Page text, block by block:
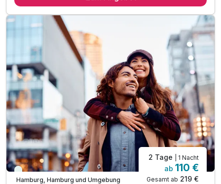
inkl. Nutzung der Sauna
inkl. Nutzung W-Lan
inkl. Parkplatz (nach Verfügbarkeit)
inkl. Tourismusabgabe
Viele Termine frei
Hamburg, Hamburg und Umgebung
2 Tage | 1 Nacht
ab 110 €
Gesamt ab 219 €